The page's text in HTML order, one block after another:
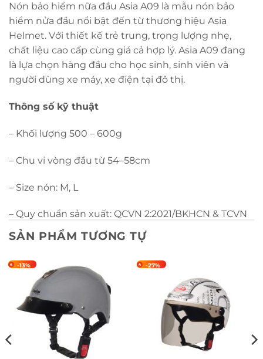
Nón bảo hiểm nữa đầu Asia A09 là mẫu nón bảo
hiểm nửa đầu nổi bật đến từ thương hiệu Asia
Helmet. Với thiết kế trẻ trung, trọng lượng nhẹ,
chất liệu cao cấp cùng giá cả hợp lý. Asia A09 đang
là lựa chọn hàng đầu cho học sinh, sinh viên và
người dùng xe máy, xe điện tại đô thị.
Thông số kỹ thuật
– Khối lượng 500 – 600g
– Chu vi vòng đầu từ 54–58cm
– Size nón: M, L
– Quy chuẩn sản xuất: QCVN 2:2021/BKHCN & TCVN
ISO 9001:2015
chuẩn Châu Âu, sơn tĩnh điện phòng kính.
– Màu sắc chủ đạo: Theo yêu cầu đặc trưng nhận
diện thương hiệu.
Đặc điểm sản phẩm
SẢN PHẨM TƯƠNG TỰ
-13% -27%